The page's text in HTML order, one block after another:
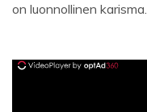
on luonnollinen karisma.